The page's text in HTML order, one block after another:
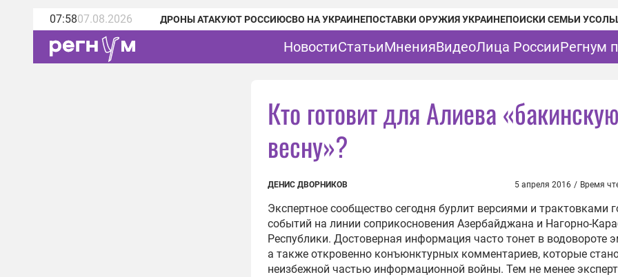
07:5807.08.2026 ДРОНЫ АТАКУЮТ РОССИЮСВО НА УКРАИНЕПОСТАВКИ ОРУЖИЯ УКРАИНЕПОИСКИ СЕМЬИ
НовостиСтатьиМненияВидеоЛица РоссииРегнум
Кто готовит для Алиева «бакинскую
весну»?
ДЕНИС ДВОРНИКОВ 5 апреля 2016 / Время
Экспертное сообщество сегодня бурлит версиями и трактовками
событий на линии соприкосновения Азербайджана и Нагорно-
Республики. Достоверная информация часто тонет в водовороте
а также откровенно конъюнктурных комментариев, которые
неизбежной частью информационной войны. Тем не менее